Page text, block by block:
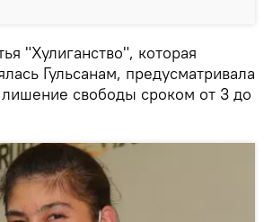
"Хулиганство", которая
Гульсанам, предусматривала
свободы сроком от 3 до